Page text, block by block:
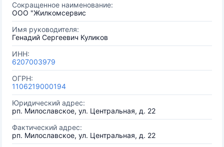
Сокращенное наименование:
ООО "Жилкомсервис
Имя руководителя:
Генадий Сергеевич Куликов
ИНН:
6207003979
ОГРН:
1106219000194
Юридический адрес:
рп. Милославское, ул. Центральная, д. 22
Фактический адрес:
рп. Милославское, ул. Центральная, д. 22